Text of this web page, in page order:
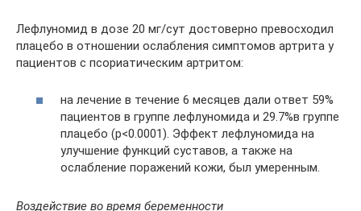
Лефлуномид в дозе 20 мг/сут достоверно превосходил
плацебо в отношении ослабления симптомов артрита у
пациентов с псориатическим артритом:
на лечение в течение 6 месяцев дали ответ 59%
пациентов в группе лефлуномида и 29.7%в группе
плацебо (р<0.0001). Эффект лефлуномида на
улучшение функций суставов, а также на
ослабление поражений кожи, был умеренным.
Воздействие во время беременности